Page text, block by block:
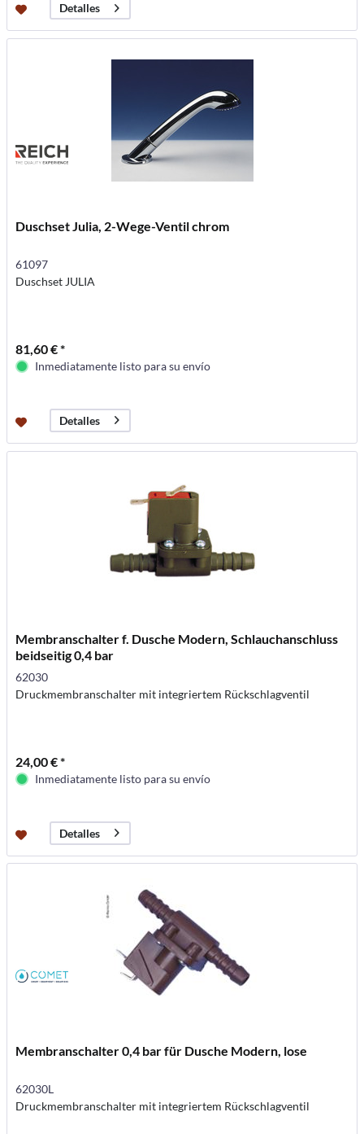
Detalles
Duschset Julia, 2-Wege-Ventil chrom
61097
Duschset JULIA
81,60 € *
Inmediatamente listo para su envío
Detalles
Membranschalter f. Dusche Modern, Schlauchanschluss
beidseitig 0,4 bar
62030
Druckmembranschalter mit integriertem Rückschlagventil
24,00 € *
Inmediatamente listo para su envío
Detalles
Membranschalter 0,4 bar für Dusche Modern, lose
62030L
Druckmembranschalter mit integriertem Rückschlagventil